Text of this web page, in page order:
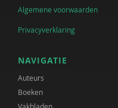
Algemene voorwaarden
Privacyverklaring
NAVIGATIE
Auteurs
Boeken